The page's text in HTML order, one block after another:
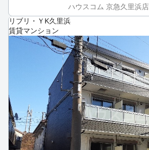
ハウスコム 京急久里浜店
リブリ・ＹK久里浜
賃貸マンション